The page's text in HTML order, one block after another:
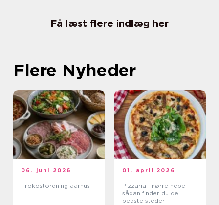
Få læst flere indlæg her
Flere Nyheder
06. juni 2026
Frokostordning aarhus
01. april 2026
Pizzaria i nørre nebel
sådan finder du de
bedste steder